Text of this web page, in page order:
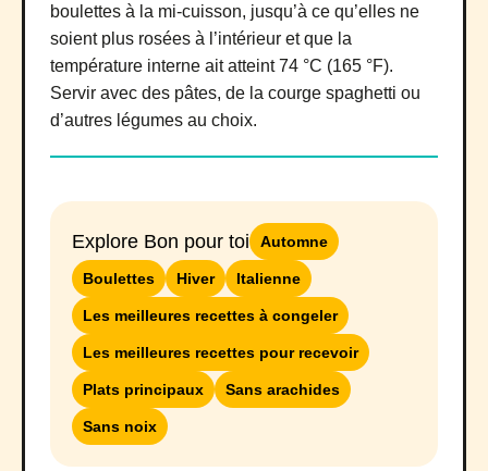
boulettes à la mi-cuisson, jusqu’à ce qu’elles ne
soient plus rosées à l’intérieur et que la
température interne ait atteint 74 °C (165 °F).
Servir avec des pâtes, de la courge spaghetti ou
d’autres légumes au choix.
Explore Bon pour toi Automne
Boulettes Hiver Italienne
Les meilleures recettes à congeler
Les meilleures recettes pour recevoir
Plats principaux Sans arachides
Sans noix